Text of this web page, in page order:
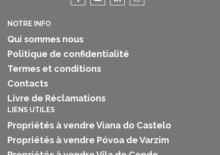
NOTRE INFO
Qui sommes nous
Politique de confidentialité
Termes et conditions
Contacts
Livre de Réclamations
LIENS UTILES
Propriétés à vendre Viana do Castelo
Propriétés à vendre Póvoa de Varzim